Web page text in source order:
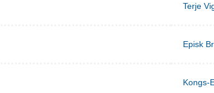
Terje
Episk
Kongs-